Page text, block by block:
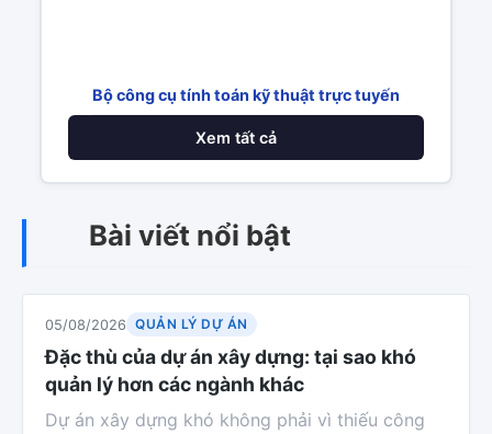
Bộ công cụ tính toán kỹ thuật trực tuyến
Xem tất cả
Bài viết nổi bật
05/08/2026 QUẢN LÝ DỰ ÁN
Đặc thù của dự án xây dựng: tại sao khó
quản lý hơn các ngành khác
Dự án xây dựng khó không phải vì thiếu công